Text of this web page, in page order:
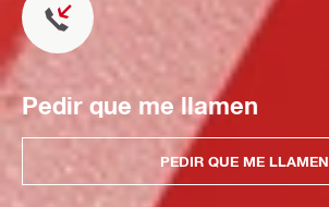
Pedir que me llamen
PEDIR QUE ME LLAMEN